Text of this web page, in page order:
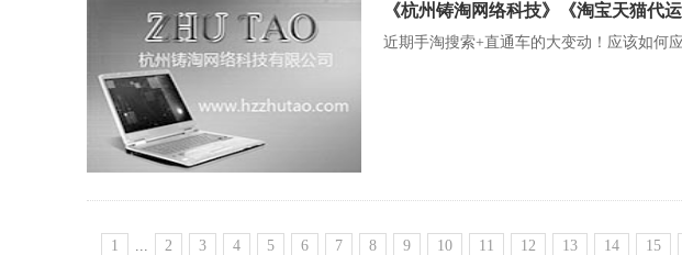
《杭州铸淘网络科技》《淘宝天猫代
近期手淘搜索+直通车的大变动！应该如何
1
... 2 3 4 5 6 7 8 9 10 11 12 13 14 15